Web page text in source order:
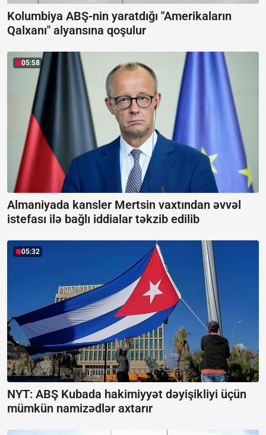
Kolumbiya ABŞ-nin yaratdığı "Amerikaların
Qalxanı" alyansına qoşulur
05:58
Almaniyada kansler Mertsin vaxtından əvvəl
istefası ilə bağlı iddialar təkzib edilib
05:32
NYT: ABŞ Kubada hakimiyyət dəyişikliyi üçün
mümkün namizədlər axtarır